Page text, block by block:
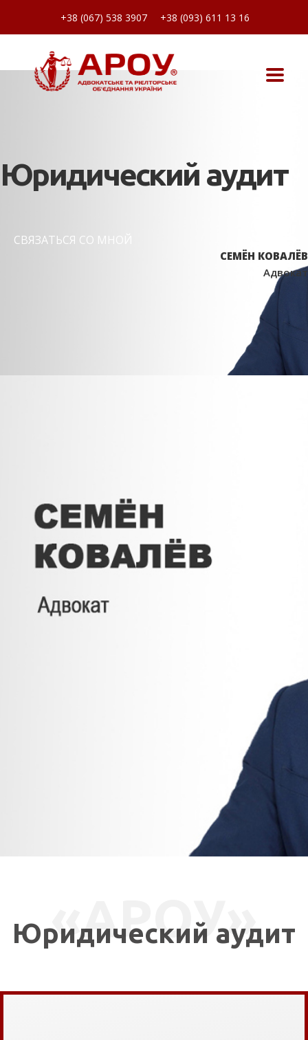
+38 (067) 538 3907 +38 (093) 611 13 16
Юридический аудит
СВЯЗАТЬСЯ СО МНОЙ
СЕМЁН КОВАЛЁВ
Адвокат
Юридический аудит
«АРОУ»